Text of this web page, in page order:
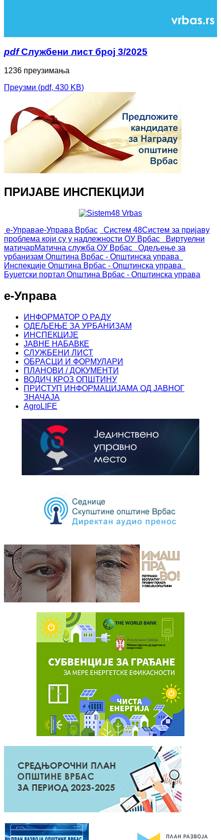
pdf Службени лист број 3/2025
1236 преузимања
Преузми (pdf, 430 KB)
ПРИЈАВЕ ИНСПЕКЦИЈИ
е-Управае-Управа Врбас Систем 48Систем за пријаву
проблема који су у надлежности ОУ Врбас
Виртуелни
матичарМатична служба ОУ Врбас
Одељење за
урбанизам Општина Врбас - Општинска управа
Инспекције Општина Врбас - Општинска управа
Буџетски портал Општина Врбас - Општинска управа
е-Управа
ИНФОРМАТОР О РАДУ
ОДЕЉЕЊЕ ЗА УРБАНИЗАМ
ИНСПЕКЦИЈЕ
ЈАВНЕ НАБАВКЕ
СЛУЖБЕНИ ЛИСТ
ОБРАСЦИ И ФОРМУЛАРИ
ПЛАНОВИ / ДОКУМЕНТИ
ВОДИЧ КРОЗ ОПШТИНУ
ПРИСТУП ИНФОРМАЦИЈАМА ОД ЈАВНОГ
ЗНАЧАЈА
AgroLIFE